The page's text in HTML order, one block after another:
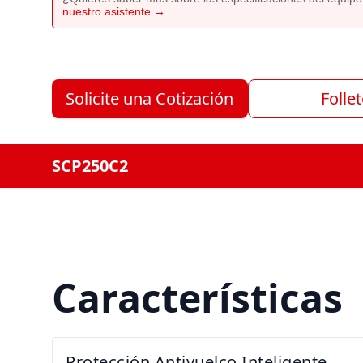
nuestro asistente →
Solicite una Cotización
SCP250C2
Características